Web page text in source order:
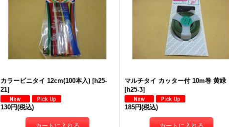
カラービニタイ 12cm(100本入) [h25-
21]
130円(税込)
マルチタイ カッター付 10m巻 黄緑
[h25-3]
185円(税込)